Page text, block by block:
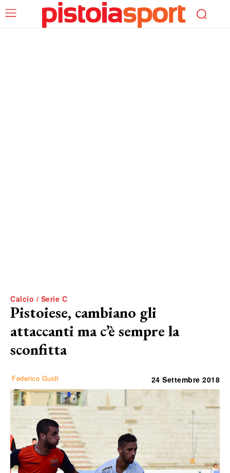
Calcio / Serie C
Pistoiese, cambiano gli
attaccanti ma c’è sempre la
sconfitta
Federico Guidi 24 Settembre 2018